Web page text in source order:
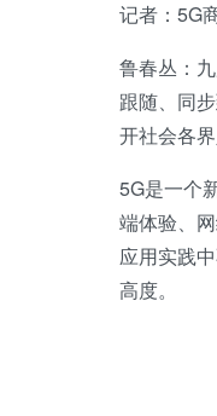
记者：5G
鲁春丛：
跟随、同
开社会各
5G是一个
端体验、
应用实践
高度。